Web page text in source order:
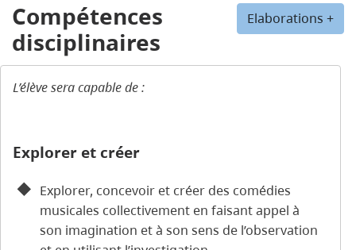
Elaborations +
Compétences
disciplinaires
L’élève sera capable de :
Explorer et créer
Explorer, concevoir et créer des comédies
musicales collectivement en faisant appel à
son imagination et à son sens de l’observation